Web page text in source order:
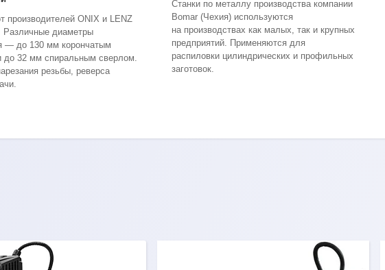
производителей ONIX и LENZ
Различные диаметры
— до 130 мм корончатым
до 32 мм спиральным сверлом.
резьбы, реверса
Станки по металлу производства компании
Bomar (Чехия) используются
на производствах как малых, так и крупных
предприятий. Применяются для
распиловки цилиндрических и профильных
заготовок.